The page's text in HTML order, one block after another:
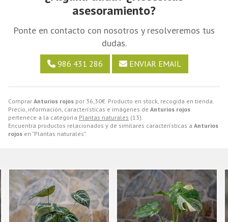
Comprar Anturios rojos por 36,30€. Producto en stock, recogida en tienda.
Precio, información, características e imágenes de Anturios rojos
pertenece a la categoría Plantas naturales (13).
Encuentra productos relacionados y de similares características a Anturios
rojos en "Plantas naturales".
asesoramiento?
Ponte en contacto con nosotros y resolveremos tus
dudas.
986 431 286 ENVIAR EMAIL